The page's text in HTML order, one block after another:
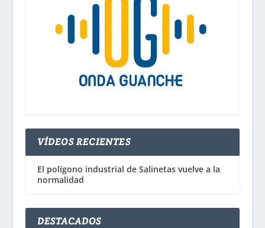
VÍDEOS RECIENTES
El polígono industrial de Salinetas vuelve a la
normalidad
DESTACADOS